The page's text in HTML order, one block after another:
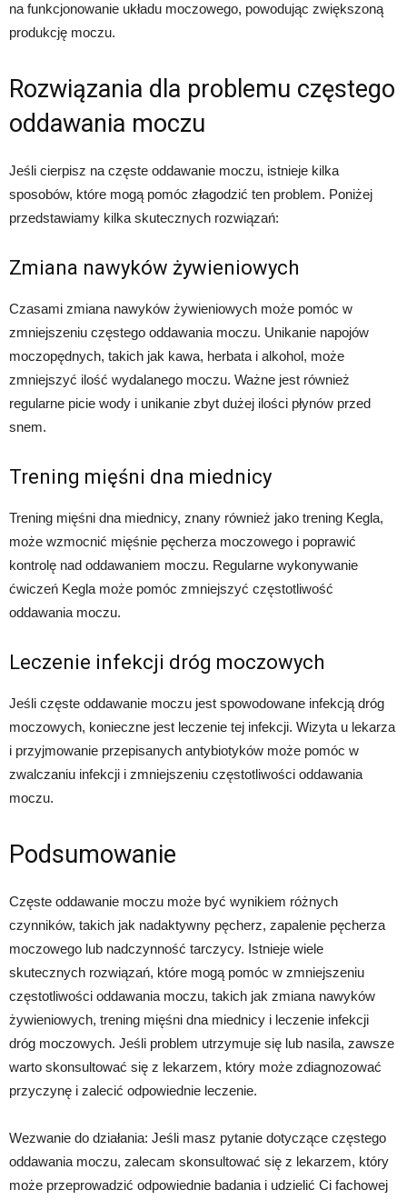
na funkcjonowanie układu moczowego, powodując zwiększoną
produkcję moczu.
Rozwiązania dla problemu częstego
oddawania moczu
Jeśli cierpisz na częste oddawanie moczu, istnieje kilka
sposobów, które mogą pomóc złagodzić ten problem. Poniżej
przedstawiamy kilka skutecznych rozwiązań:
Zmiana nawyków żywieniowych
Czasami zmiana nawyków żywieniowych może pomóc w
zmniejszeniu częstego oddawania moczu. Unikanie napojów
moczopędnych, takich jak kawa, herbata i alkohol, może
zmniejszyć ilość wydalanego moczu. Ważne jest również
regularne picie wody i unikanie zbyt dużej ilości płynów przed
snem.
Trening mięśni dna miednicy
Trening mięśni dna miednicy, znany również jako trening Kegla,
może wzmocnić mięśnie pęcherza moczowego i poprawić
kontrolę nad oddawaniem moczu. Regularne wykonywanie
ćwiczeń Kegla może pomóc zmniejszyć częstotliwość
oddawania moczu.
Leczenie infekcji dróg moczowych
Jeśli częste oddawanie moczu jest spowodowane infekcją dróg
moczowych, konieczne jest leczenie tej infekcji. Wizyta u lekarza
i przyjmowanie przepisanych antybiotyków może pomóc w
zwalczaniu infekcji i zmniejszeniu częstotliwości oddawania
moczu.
Podsumowanie
Częste oddawanie moczu może być wynikiem różnych
czynników, takich jak nadaktywny pęcherz, zapalenie pęcherza
moczowego lub nadczynność tarczycy. Istnieje wiele
skutecznych rozwiązań, które mogą pomóc w zmniejszeniu
częstotliwości oddawania moczu, takich jak zmiana nawyków
żywieniowych, trening mięśni dna miednicy i leczenie infekcji
dróg moczowych. Jeśli problem utrzymuje się lub nasila, zawsze
warto skonsultować się z lekarzem, który może zdiagnozować
przyczynę i zalecić odpowiednie leczenie.
Wezwanie do działania: Jeśli masz pytanie dotyczące częstego
oddawania moczu, zalecam skonsultować się z lekarzem, który
może przeprowadzić odpowiednie badania i udzielić Ci fachowej